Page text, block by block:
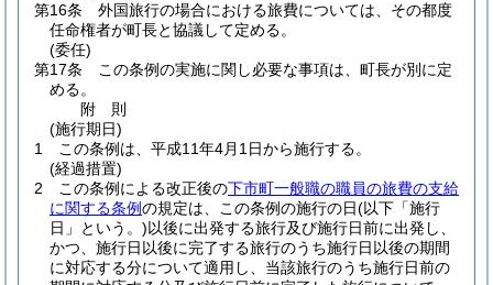
第16条
外国旅行の場合における旅費については、その都度
任命権者が町長と協議して定める。
(委任)
第17条
この条例の実施に関し必要な事項は、町長が別に定
める。
附 則
(施行期日)
1
この条例は、平成11年4月1日から施行する。
(経過措置)
2
この条例による改正後の下市町一般職の職員の旅費の支給
に関する条例の規定は、この条例の施行の日(以下「施行
日」という。)以後に出発する旅行及び施行日前に出発し、
かつ、施行日以後に完了する旅行のうち施行日以後の期間
に対応する分について適用し、当該旅行のうち施行日前の